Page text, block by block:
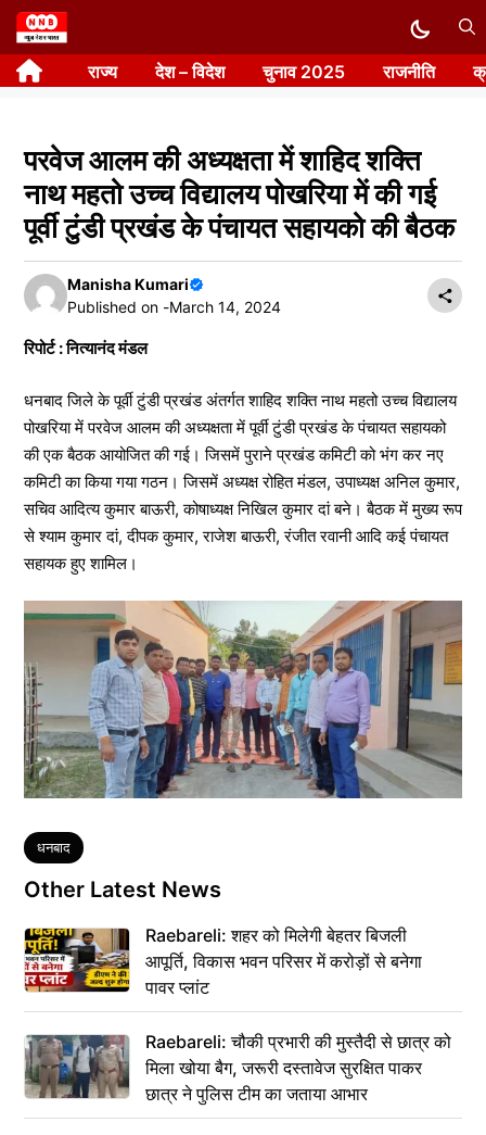
Skip
to
content राज्य देश – विदेश चुनाव 2025 राजनीति
परवेज आलम की अध्यक्षता में शाहिद शक्ति
नाथ महतो उच्च विद्यालय पोखरिया में की गई
पूर्वी टुंडी प्रखंड के पंचायत सहायको की बैठक
Manisha Kumari
Published on -March 14, 2024
रिपोर्ट : नित्यानंद मंडल
धनबाद जिले के पूर्वी टुंडी प्रखंड अंतर्गत शाहिद शक्ति नाथ महतो उच्च विद्यालय
पोखरिया में परवेज आलम की अध्यक्षता में पूर्वी टुंडी प्रखंड के पंचायत सहायको
की एक बैठक आयोजित की गई। जिसमें पुराने प्रखंड कमिटी को भंग कर नए
कमिटी का किया गया गठन। जिसमें अध्यक्ष रोहित मंडल, उपाध्यक्ष अनिल कुमार,
सचिव आदित्य कुमार बाऊरी, कोषाध्यक्ष निखिल कुमार दां बने। बैठक में मुख्य रूप
से श्याम कुमार दां, दीपक कुमार, राजेश बाऊरी, रंजीत रवानी आदि कई पंचायत
सहायक हुए शामिल।
Tags
धनबाद
Other Latest News
Raebareli: शहर को मिलेगी बेहतर बिजली
आपूर्ति, विकास भवन परिसर में करोड़ों से बनेगा
पावर प्लांट
Raebareli: चौकी प्रभारी की मुस्तैदी से छात्र को
मिला खोया बैग, जरूरी दस्तावेज सुरक्षित पाकर
छात्र ने पुलिस टीम का जताया आभार